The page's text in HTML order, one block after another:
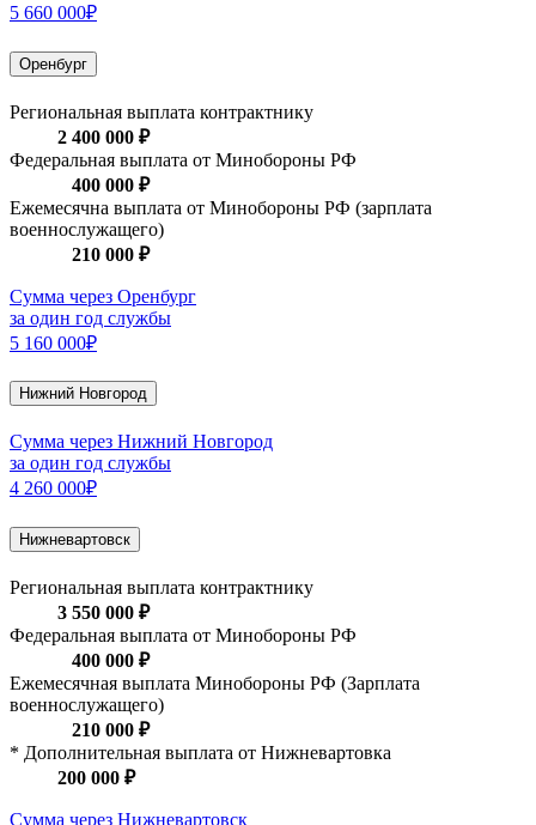
5 660 000₽
Оренбург
Региональная выплата контрактнику
2 400 000 ₽
Федеральная выплата от Минобороны РФ
400 000 ₽
Ежемесячна выплата от Минобороны РФ (зарплата
военнослужащего)
210 000 ₽
Сумма через Оренбург
за один год службы
5 160 000₽
Нижний Новгород
Сумма через Нижний Новгород
за один год службы
4 260 000₽
Нижневартовск
Региональная выплата контрактнику
3 550 000 ₽
Федеральная выплата от Минобороны РФ
400 000 ₽
Ежемесячная выплата Минобороны РФ (Зарплата
военнослужащего)
210 000 ₽
* Дополнительная выплата от Нижневартовка
200 000 ₽
Сумма через Нижневартовск